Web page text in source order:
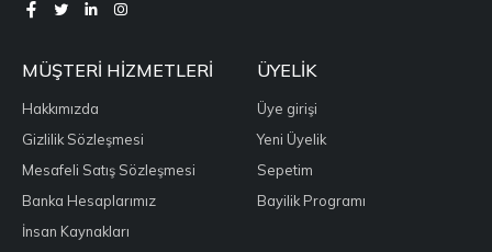
MÜŞTERI HIZMETLERI
Hakkımızda
Gizlilik Sözleşmesi
Mesafeli Satış Sözleşmesi
Banka Hesaplarımız
İnsan Kaynakları
ÜYELIK
Üye girişi
Yeni Üyelik
Sepetim
Bayilik Programı